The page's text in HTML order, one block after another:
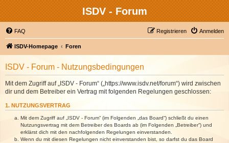
ISDV - Forum
FAQ Anmelden
Registrieren
ISDV-Homepage Foren
ISDV - Forum - Nutzungsbedingungen
Mit dem Zugriff auf „ISDV - Forum“ („https://www.isdv.net/forum“) wird zwischen
dir und dem Betreiber ein Vertrag mit folgenden Regelungen geschlossen:
1. NUTZUNGSVERTRAG
Mit dem Zugriff auf „ISDV - Forum“ (im Folgenden „das Board“) schließt du einen
Nutzungsvertrag mit dem Betreiber des Boards ab (im Folgenden „Betreiber“) und
erklärst dich mit den nachfolgenden Regelungen einverstanden.
Wenn du mit diesen Regelungen nicht einverstanden bist, so darfst du das Board